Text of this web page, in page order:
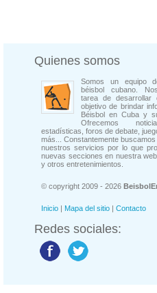
Quienes somos
Somos un equipo
béisbol cubano.
tarea de
objetivo de brindar
Béisbol en Cuba y
Ofrecemos
estadísticas, foros de debate,
más... Constantemente
nuestros servicios por lo que
nuevas secciones en nuestra
y otros entretenimientos.
© copyright 2009 - 2026
Inicio | Mapa del sitio | Contacto
Redes sociales: